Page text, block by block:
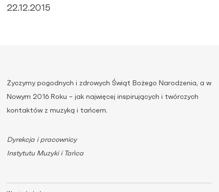
22.12.2015
Życzymy pogodnych i zdrowych Świąt Bożego Narodzenia, a w
Nowym 2016 Roku – jak najwięcej inspirujących i twórczych
kontaktów z muzyką i tańcem.
Dyrekcja i pracownicy
Instytutu Muzyki i Tańca